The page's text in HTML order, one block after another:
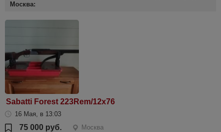
Москва:
Sabatti Forest 223Rem/12x76
16 Мая, в 13:03
75 000 руб.
Москва